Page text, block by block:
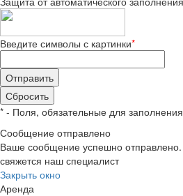
Введите символы с картинки*
* - Поля, обязательные для заполнения
Сообщение отправлено
Ваше сообщение успешно
свяжется наш специалист
Закрыть окно
Аренда